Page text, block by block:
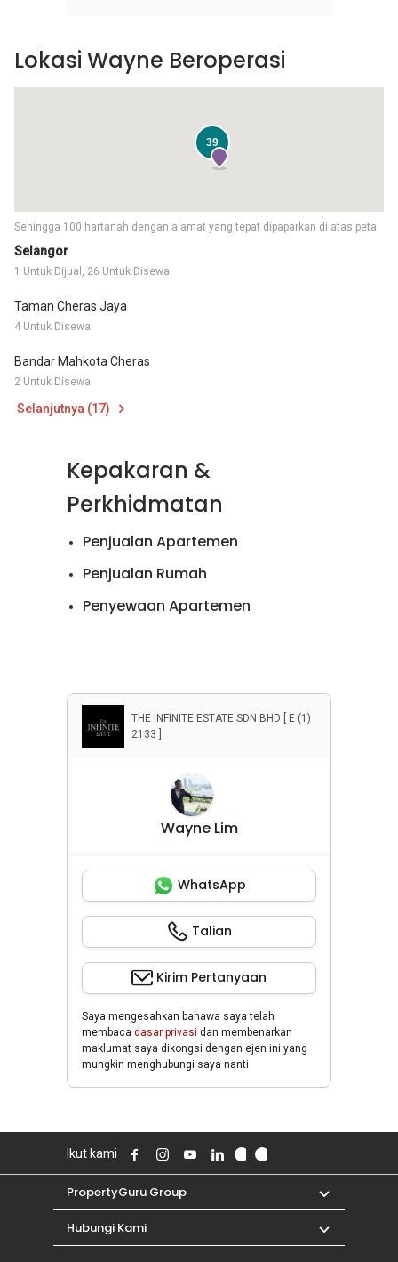
Selangor
1 Untuk Dijual, 26 Untuk Disewa
Taman Cheras Jaya
4 Untuk Disewa
Bandar Mahkota Cheras
2 Untuk Disewa
Selanjutnya (17)
Sehingga 100 hartanah dengan alamat yang tepat dipaparkan di atas peta
39
Lokasi Wayne Beroperasi
Kepakaran &
Perkhidmatan
Penjualan Apartemen
Penjualan Rumah
Penyewaan Apartemen
THE INFINITE ESTATE SDN BHD [ E (1)
2133 ]
Wayne Lim
WhatsApp
Talian
Kirim Pertanyaan
Saya mengesahkan bahawa saya telah
membaca dasar privasi dan membenarkan
maklumat saya dikongsi dengan ejen ini yang
mungkin menghubungi saya nanti
Ikut kami
PropertyGuru Group
Hubungi Kami